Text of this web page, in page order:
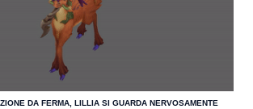
DA FERMA, LILLIA SI GUARDA NERVOSAMENTE